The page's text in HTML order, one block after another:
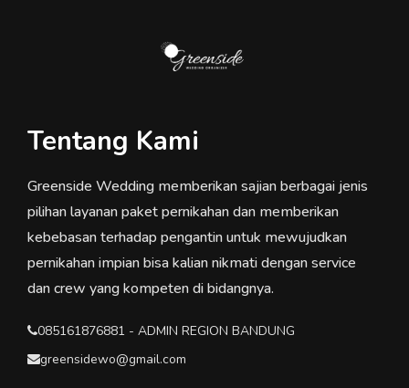
Tentang Kami
Greenside Wedding memberikan sajian berbagai jenis
pilihan layanan paket pernikahan dan memberikan
kebebasan terhadap pengantin untuk mewujudkan
pernikahan impian bisa kalian nikmati dengan service
dan crew yang kompeten di bidangnya.
085161876881 - ADMIN REGION BANDUNG
greensidewo@gmail.com